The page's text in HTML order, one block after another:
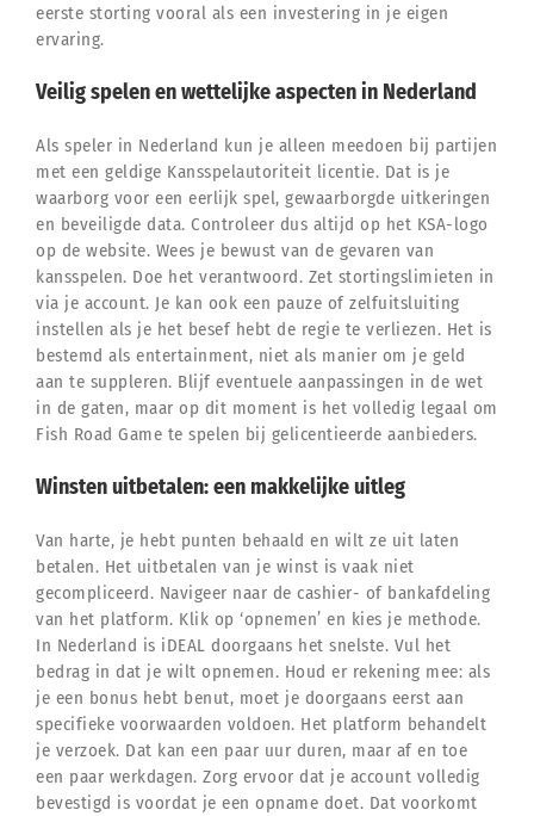
eerste storting vooral als een investering in je eigen
ervaring.
Veilig spelen en wettelijke aspecten in Nederland
Als speler in Nederland kun je alleen meedoen bij partijen
met een geldige Kansspelautoriteit licentie. Dat is je
waarborg voor een eerlijk spel, gewaarborgde uitkeringen
en beveiligde data. Controleer dus altijd op het KSA-logo
op de website. Wees je bewust van de gevaren van
kansspelen. Doe het verantwoord. Zet stortingslimieten in
via je account. Je kan ook een pauze of zelfuitsluiting
instellen als je het besef hebt de regie te verliezen. Het is
bestemd als entertainment, niet als manier om je geld
aan te suppleren. Blijf eventuele aanpassingen in de wet
in de gaten, maar op dit moment is het volledig legaal om
Fish Road Game te spelen bij gelicentieerde aanbieders.
Winsten uitbetalen: een makkelijke uitleg
Van harte, je hebt punten behaald en wilt ze uit laten
betalen. Het uitbetalen van je winst is vaak niet
gecompliceerd. Navigeer naar de cashier- of bankafdeling
van het platform. Klik op ‘opnemen’ en kies je methode.
In Nederland is iDEAL doorgaans het snelste. Vul het
bedrag in dat je wilt opnemen. Houd er rekening mee: als
je een bonus hebt benut, moet je doorgaans eerst aan
specifieke voorwaarden voldoen. Het platform behandelt
je verzoek. Dat kan een paar uur duren, maar af en toe
een paar werkdagen. Zorg ervoor dat je account volledig
bevestigd is voordat je een opname doet. Dat voorkomt